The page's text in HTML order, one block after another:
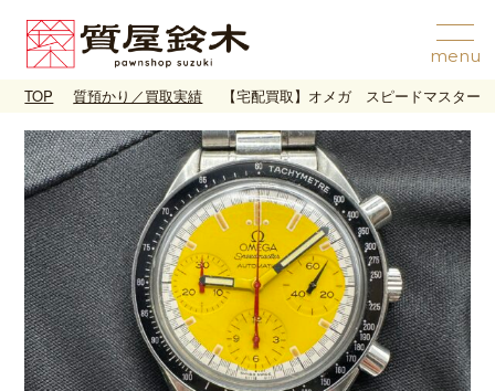
TOP 質預かり／買取実績 【宅配買取】オメガ スピードマスタ